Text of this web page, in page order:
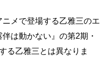
メで登場する乙雅三のエ
は動かない』の第2期・
る乙雅三とは異なりま